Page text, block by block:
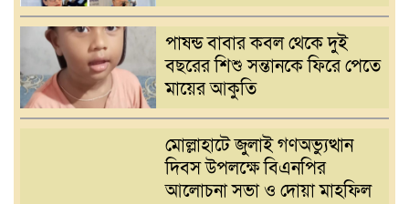
পাষন্ড বাবার কবল থেকে দুই
বছরের শিশু সন্তানকে ফিরে পেতে
মায়ের আকুতি
মোল্লাহাটে জুলাই গণঅভ্যুত্থান
দিবস উপলক্ষে বিএনপির
আলোচনা সভা ও দোয়া মাহফিল